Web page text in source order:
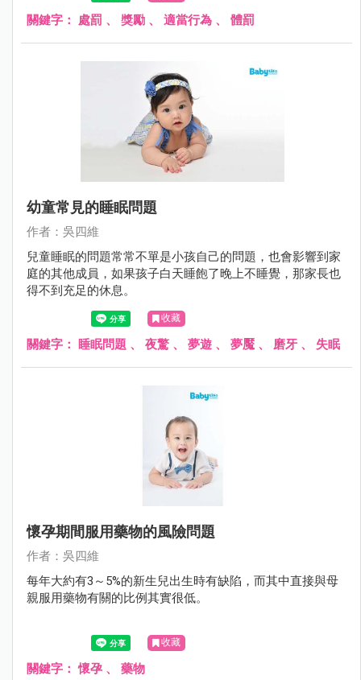
關鍵字： 處罰 、 獎勵 、 適當行為 、 體罰
幼童常見的睡眠問題
作者：吳四維
兒童睡眠的問題常常不單是小孩自己的問題，也會影響到家
庭的其他成員，如果孩子白天睡飽了晚上不睡覺，那家長也
得不到充足的休息。
收藏
關鍵字： 睡眠問題 、 夜驚 、 夢遊 、 夢魘 、 磨牙 、 失眠
懷孕期間服用藥物的風險問題
作者：吳四維
每年大約有3～5%的新生兒出生時有缺陷，而其中直接與母
親服用藥物有關的比例其實很低。
收藏
關鍵字：懷孕 、 藥物